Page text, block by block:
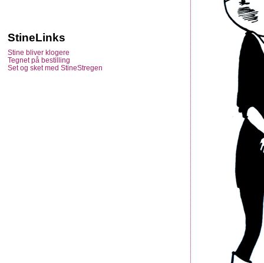
StineLinks
Stine bliver klogere
Tegnet på bestilling
Set og sket med StineStregen